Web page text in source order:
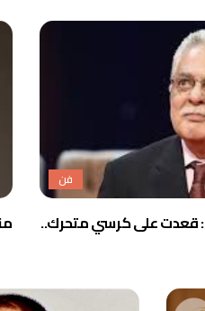
فن
قعدت على كرسي متحرك..